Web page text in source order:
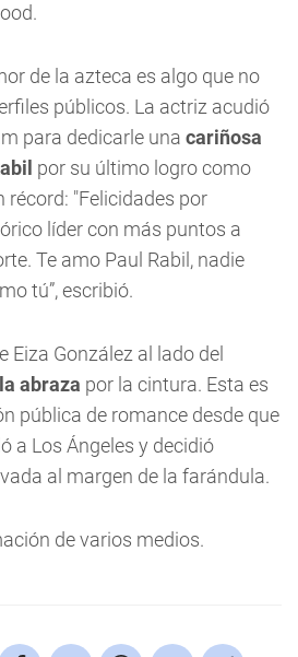
de la azteca es algo que no
públicos. La actriz acudió
para dedicarle una cariñosa
por su último logro como
récord: "Felicidades por
líder con más puntos a
Te amo Paul Rabil, nadie
tú”, escribió.
Eiza González al lado del
abraza por la cintura. Esta es
pública de romance desde que
a Los Ángeles y decidió
al margen de la farándula.
de varios medios.